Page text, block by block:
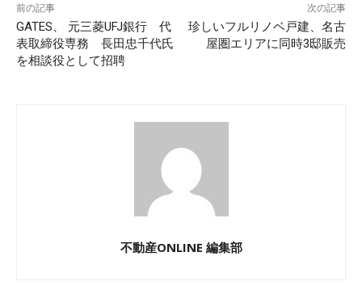
前の記事
GATES、 元三菱UFJ銀行 代
表取締役専務 長田忠千代氏
を相談役として招聘
次の記事
珍しいフルリノベ戸建、名古
屋圏エリアに同時3邸販売
不動産ONLINE 編集部